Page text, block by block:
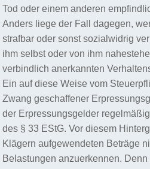
Tod oder einem anderen
Anders liege der Fall dagegen,
strafbar oder sonst sozialwidrig
ihm selbst oder von ihm
verbindlich anerkannten
Ein auf diese Weise vom
Zwang geschaffener
der Erpressungsgelder
des § 33 EStG. Vor diesem
Klägern aufgewendeten Beträge
Belastungen anzuerkennen.